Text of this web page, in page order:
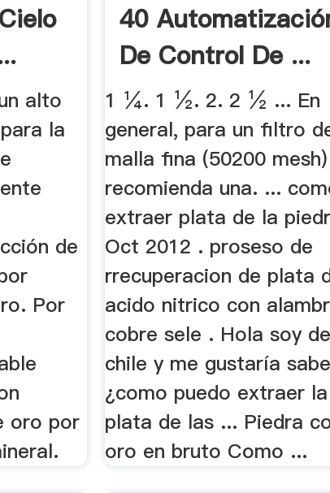
alto
la
de
Por
oro por
40
De Control De ...
1 ¼. 1 ½. 2. 2 ½ ... En
general, para un filtro
malla fina (50200
recomienda una. ...
extraer plata de la
Oct 2012 . proseso de
rrecuperacion de plata
acido nitrico con
cobre sele . Hola soy de
chile y me gustaría
¿como puedo extraer la
plata de las ... Piedra
oro en bruto Como ...